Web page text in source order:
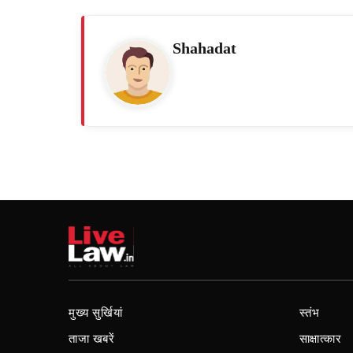
Shahadat
मुख्य सुर्खियां
ताजा खबरें
स्तंभ
साक्षात्कार